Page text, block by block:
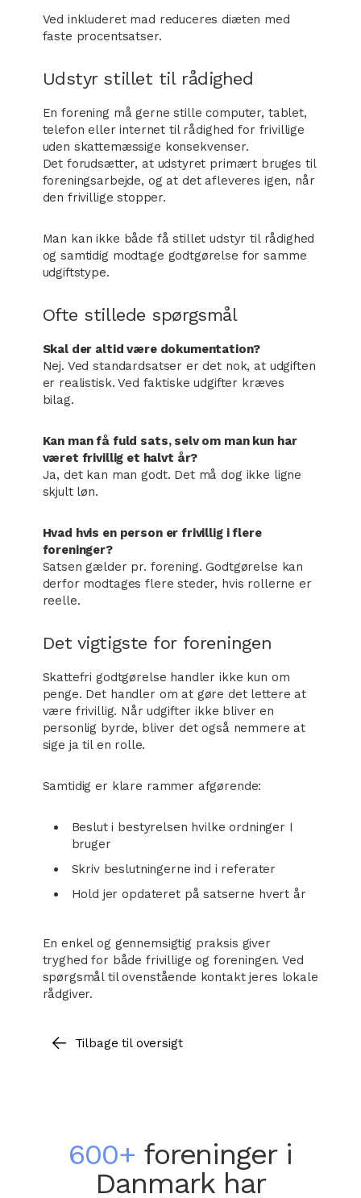
Ved inkluderet mad reduceres diæten med
faste procentsatser.
Udstyr stillet til rådighed
En forening må gerne stille computer, tablet,
telefon eller internet til rådighed for frivillige
uden skattemæssige konsekvenser.
Det forudsætter, at udstyret primært bruges til
foreningsarbejde, og at det afleveres igen, når
den frivillige stopper.
Man kan ikke både få stillet udstyr til rådighed
og samtidig modtage godtgørelse for samme
udgiftstype.
Ofte stillede spørgsmål
Skal der altid være dokumentation?
Nej. Ved standardsatser er det nok, at udgiften
er realistisk. Ved faktiske udgifter kræves
bilag.
Kan man få fuld sats, selv om man kun har
været frivillig et halvt år?
Ja, det kan man godt. Det må dog ikke ligne
skjult løn.
Hvad hvis en person er frivillig i flere
foreninger?
Satsen gælder pr. forening. Godtgørelse kan
derfor modtages flere steder, hvis rollerne er
reelle.
Det vigtigste for foreningen
Skattefri godtgørelse handler ikke kun om
penge. Det handler om at gøre det lettere at
være frivillig. Når udgifter ikke bliver en
personlig byrde, bliver det også nemmere at
sige ja til en rolle.
Samtidig er klare rammer afgørende:
Beslut i bestyrelsen hvilke ordninger I
bruger
Skriv beslutningerne ind i referater
Hold jer opdateret på satserne hvert år
En enkel og gennemsigtig praksis giver
tryghed for både frivillige og foreningen. Ved
spørgsmål til ovenstående kontakt jeres lokale
rådgiver.
Tilbage til oversigt
600+ foreninger i
Danmark har